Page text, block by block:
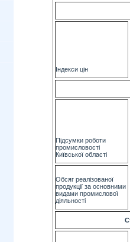
Індекси цін
Підсумки роботи
промисловості
Київської області
Обсяг реалізованої
продукції за основними
видами промислової
діяльності